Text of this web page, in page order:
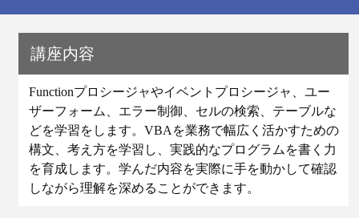
講座内容
Functionプロシージャやイベントプロシージャ、ユー
ザーフォーム、エラー制御、セルの検索、テーブルな
どを学習をします。VBAを業務で幅広く活かすための
構文、考え方を学習し、実践的なプログラムを書く力
を育成します。学んだ内容を実際に手を動かして確認
しながら理解を深めることができます。